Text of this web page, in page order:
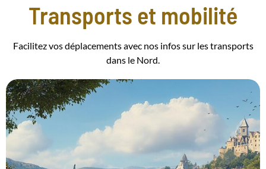
Transports et mobilité
Facilitez vos déplacements avec nos infos sur les transports
dans le Nord.